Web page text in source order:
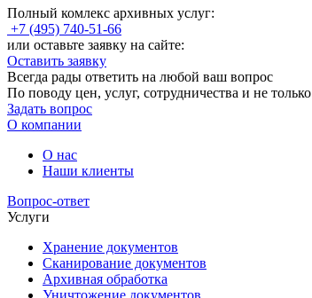
Полный комлекс архивных услуг:
+7 (495) 740-51-66
или оставьте заявку на сайте:
Оставить заявку
Всегда рады ответить на любой ваш вопрос
По поводу цен, услуг, сотрудничества и не только
Задать вопрос
О компании
О нас
Наши клиенты
Вопрос-ответ
Услуги
Хранение документов
Сканирование документов
Архивная обработка
Уничтожение документов